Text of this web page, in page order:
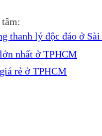
tâm:
thanh lý độc đáo ở Sài
nhất ở TPHCM
rẻ ở TPHCM